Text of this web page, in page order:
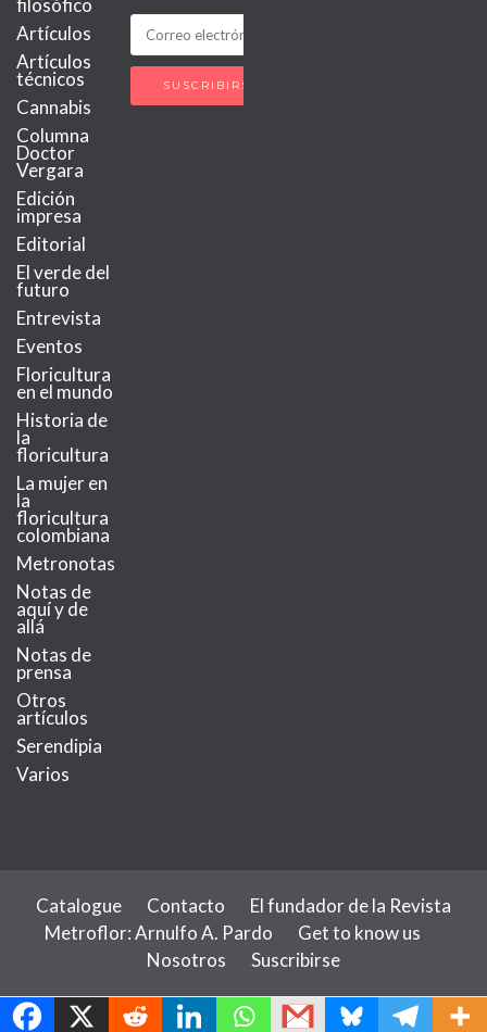
filosófico
Artículos
Artículos
técnicos
Cannabis
Columna
Doctor
Vergara
Edición
impresa
Editorial
El verde del
futuro
Entrevista
Eventos
Floricultura
en el mundo
Historia de
la
floricultura
La mujer en
la
floricultura
colombiana
Metronotas
Notas de
aquí y de
allá
Notas de
prensa
Otros
artículos
Serendipia
Varios
Catalogue Contacto
El fundador de la Revista
Metroflor: Arnulfo A. Pardo
Get to know us
Nosotros
Suscribirse
MetroChat